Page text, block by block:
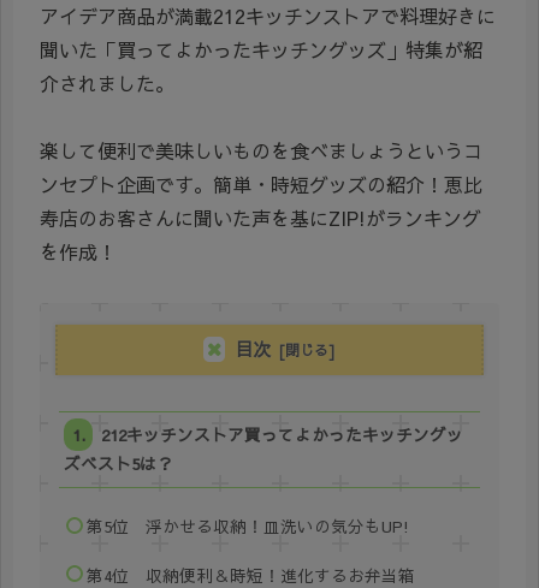
アイデア商品が満載212キッチンストアで料理好きに
聞いた「買ってよかったキッチングッズ」特集が紹
介されました。
楽して便利で美味しいものを食べましょうというコ
ンセプト企画です。簡単・時短グッズの紹介！恵比
寿店のお客さんに聞いた声を基にZIP!がランキング
を作成！
目次
212キッチンストア買ってよかったキッチングッ
ズベスト5は？
第5位 浮かせる収納！皿洗いの気分もUP!
第4位 収納便利＆時短！進化するお弁当箱